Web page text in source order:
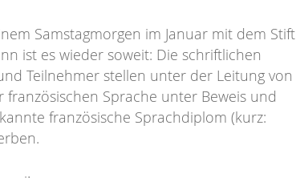
Samstagmorgen im Januar mit dem Stift
ist es wieder soweit: Die schriftlichen
Teilnehmer stellen unter der Leitung von
Sprache unter Beweis und
französische Sprachdiplom (kurz: